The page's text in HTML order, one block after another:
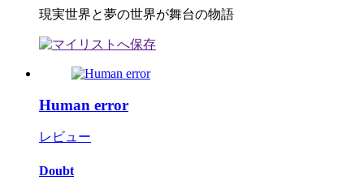
現実世界と夢の世界が舞台の物語
Human error
レビュー
Doubt